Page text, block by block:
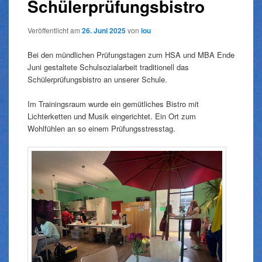
Schülerprüfungsbistro
Veröffentlicht am 26. Juni 2025von lou
Bei den mündlichen Prüfungstagen zum HSA und MBA Ende
Juni gestaltete Schulsozialarbeit traditionell das
Schülerprüfungsbistro an unserer Schule.
Im Trainingsraum wurde ein gemütliches Bistro mit
Lichterketten und Musik eingerichtet. Ein Ort zum
Wohlfühlen an so einem Prüfungsstresstag.